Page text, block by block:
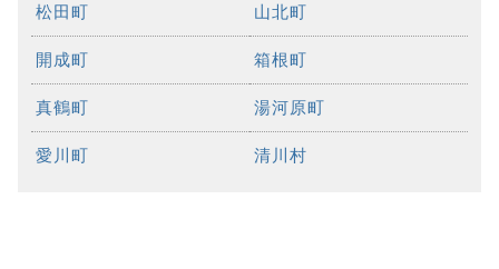
松田町 山北町
開成町 箱根町
真鶴町 湯河原町
愛川町 清川村